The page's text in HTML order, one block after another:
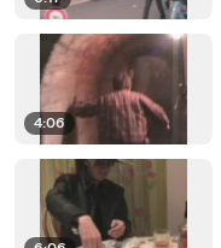
4:06